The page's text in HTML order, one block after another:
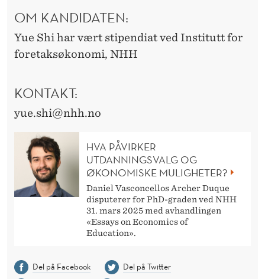
OM KANDIDATEN:
Yue Shi har vært stipendiat ved Institutt for
foretaksøkonomi, NHH
KONTAKT:
yue.shi@nhh.no
HVA PÅVIRKER
UTDANNINGSVALG OG
ØKONOMISKE MULIGHETER?
Daniel Vasconcellos Archer Duque
disputerer for PhD-graden ved NHH
31. mars 2025 med avhandlingen
«Essays on Economics of
Education».
Del på Facebook
Del på Twitter